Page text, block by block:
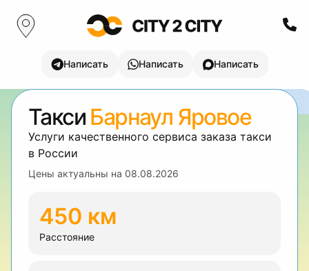
Написать Написать Написать
Такси Барнаул Яровое
Услуги качественного сервиса заказа такси
в России
Цены актуальны на 08.08.2026
450 км
Расстояние